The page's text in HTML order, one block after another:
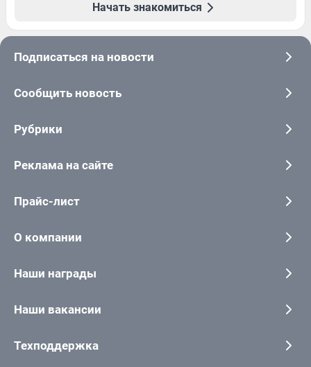
Начать знакомиться
Подписаться на новости
Сообщить новость
Рубрики
Реклама на сайте
Прайс-лист
О компании
Наши награды
Наши вакансии
Техподдержка